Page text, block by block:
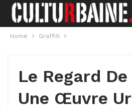
Home Graffiti
Le Regard
Une Œuvre